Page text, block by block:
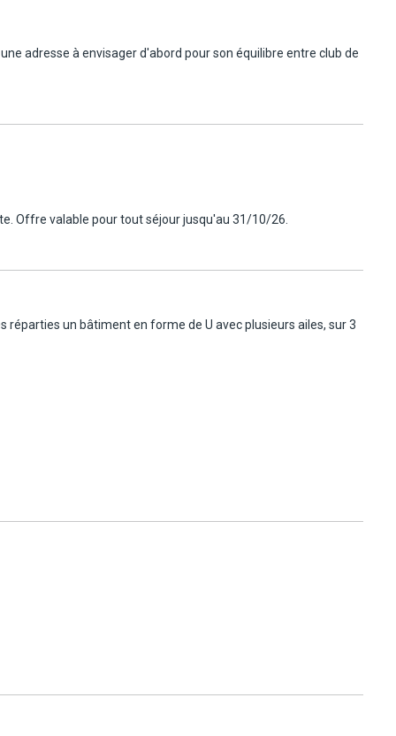
adresse à envisager d'abord pour son équilibre entre club de
gérées directement par l'hôtel (voir les rubriques
Offre valable pour tout séjour jusqu'au 31/10/26.
un bâtiment en forme de U avec plusieurs ailes, sur 3